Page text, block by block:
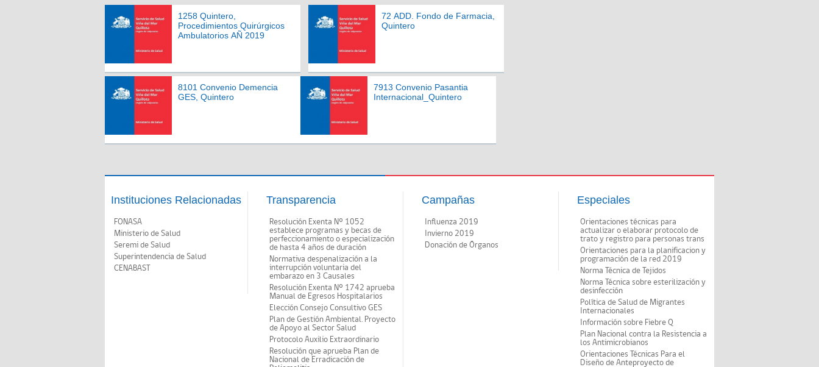
1258 Quintero,
Procedimientos Quirúrgicos
Ambulatorios AÑ 2019
72 ADD. Fondo de Farmacia,
Quintero
8101 Convenio Demencia
GES, Quintero
7913 Convenio Pasantia
Internacional_Quintero
Instituciones Relacionadas
FONASA
Ministerio de Salud
Seremi de Salud
Superintendencia de Salud
CENABAST
Transparencia
Resolución Exenta Nº 1052
establece programas y becas de
perfeccionamiento o especialización
de hasta 4 años de duración
Normativa despenalización a la
interrupción voluntaria del
embarazo en 3 Causales
Resolución Exenta Nº 1742 aprueba
Manual de Egresos Hospitalarios
Elección Consejo Consultivo GES
Plan de Gestión Ambiental. Proyecto
de Apoyo al Sector Salud
Protocolo Auxilio Extraordinario
Resolución que aprueba Plan de
Nacional de Erradicación de
Campañas
Influenza 2019
Invierno 2019
Donación de Órganos
Especiales
Orientaciones técnicas para
actualizar o elaborar protocolo de
trato y registro para personas trans
Orientaciones para la planificacion y
programación de la red 2019
Norma Técnica de Tejidos
Norma Técnica sobre esterilización y
desinfección
Política de Salud de Migrantes
Internacionales
Información sobre Fiebre Q
Plan Nacional contra la Resistencia a
los Antimicrobianos
Orientaciones Técnicas Para el
Diseño de Anteproyecto de